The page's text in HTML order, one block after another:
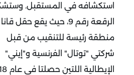
استكشافه في المستقبل.
الرقعة رقم 9، حيث يقع حقل قانا
منطقة رئيسة للتنقيب من قبل
شركتي "توتال" الفرنسية و"إيني"